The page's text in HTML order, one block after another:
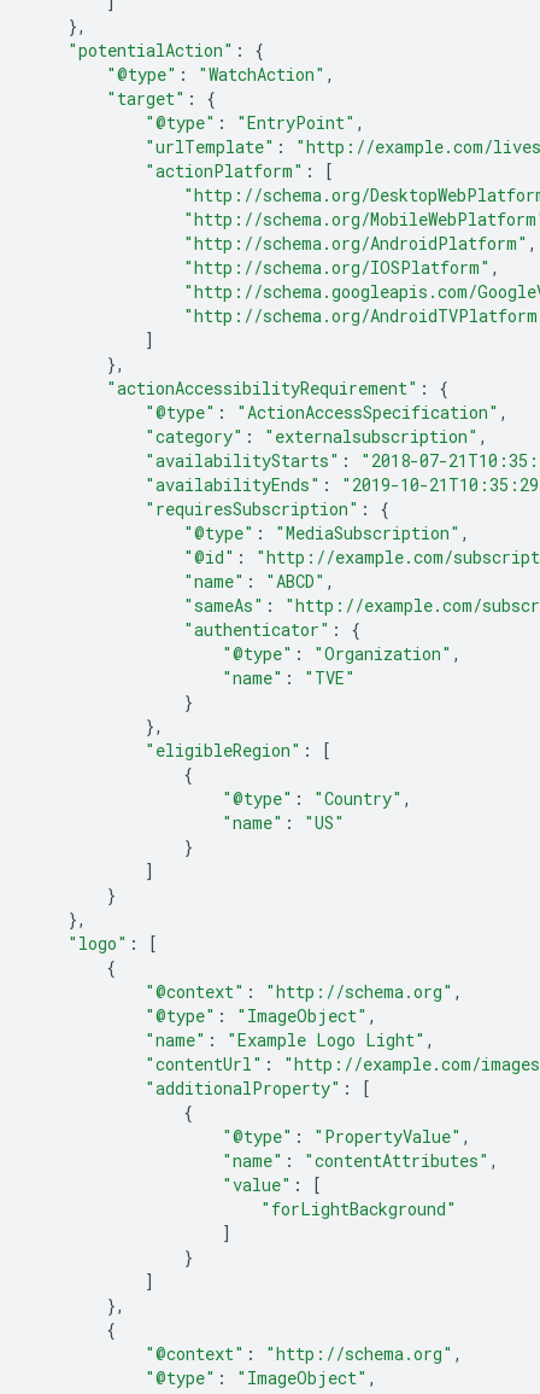
},
"potentialAction" :
{
"@type" : "WatchAction" ,
"target" :
{
"@type" : "EntryPoint" ,
"urlTemplate" :
"http://example.com/
"actionPlatform" :
[
"http://schema.org/
"http://schema.org/
"http://schema.org/AndroidPlatform" ,
"http://schema.org/IOSPlatform" ,
"http://schema.googleapis.com/
"http://schema.org/
]
},
"actionAccessibilityRequirement" :
{
"@type" : "ActionAccessSpecification" ,
"category" : "externalsubscription" ,
"availabilityStarts" :
"2018-07-
"availabilityEnds" :
"2019-10-
"requiresSubscription" :
{
"@type" : "MediaSubscription" ,
"@id" :
"http://example.com/
"name" : "ABCD" ,
"sameAs" :
"http://example.com/
"authenticator" :
{
"@type" : "Organization" ,
"name" :
"TVE"
}
},
"eligibleRegion" :
[
{
"@type" : "Country" ,
"name" :
"US"
}
]
}
},
"logo" :
[
{
"@context" : "http://schema.org" ,
"@type" : "ImageObject" ,
"name" : "Example Logo Light" ,
"contentUrl" :
"http://example.com/
"additionalProperty" :
[
{
"@type" : "PropertyValue" ,
"name" : "contentAttributes" ,
"value" :
[
"forLightBackground"
]
}
]
},
{
"@context" : "http://schema.org" ,
"@type" : "ImageObject" ,